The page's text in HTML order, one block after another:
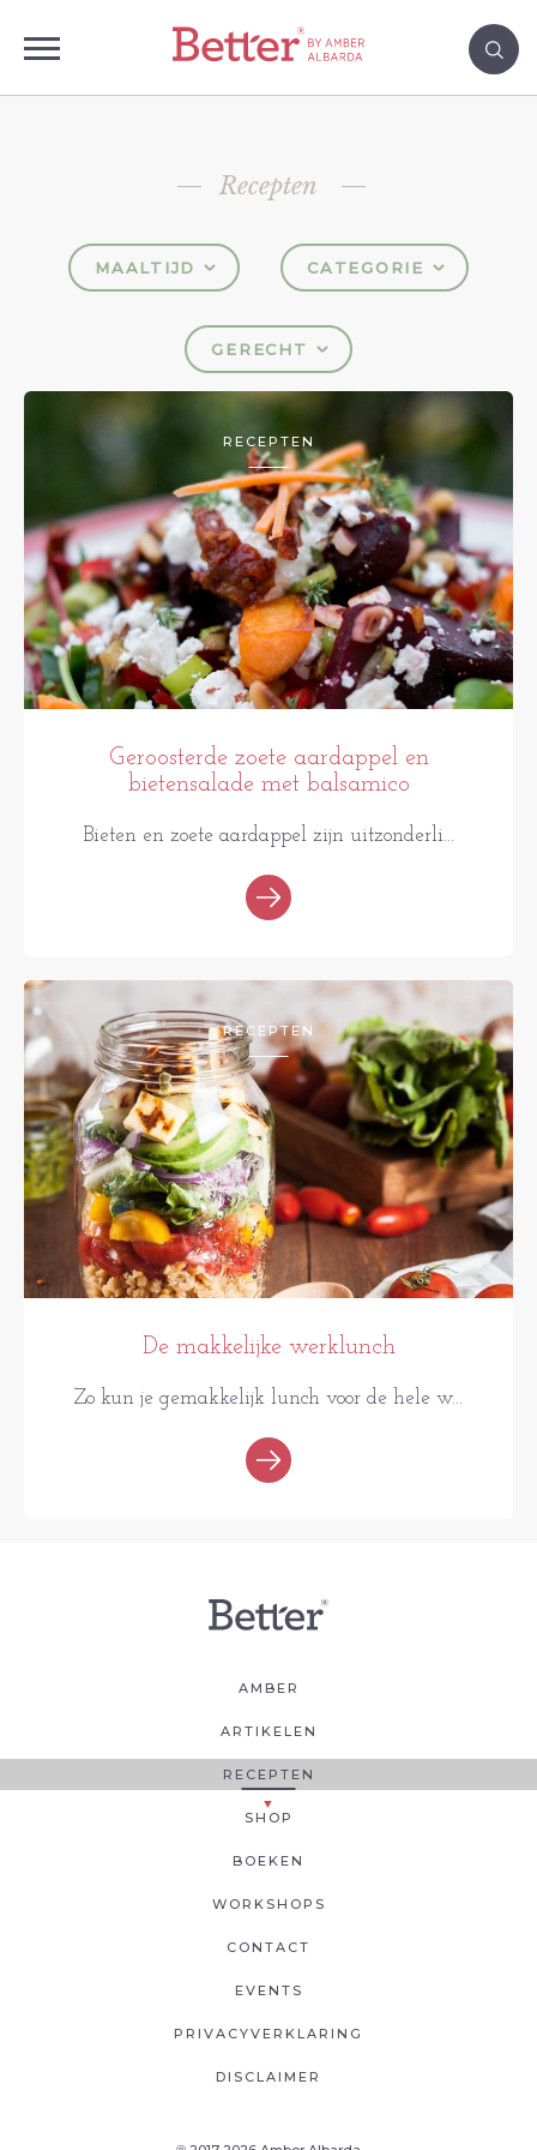
Recepten
MAALTIJD CATEGORIE
GERECHT
RECEPTEN
Geroosterde zoete aardappel en
bietensalade met balsamico
Bieten en zoete aardappel zijn uitzonderli...
RECEPTEN
De makkelijke werklunch
Zo kun je gemakkelijk lunch voor de hele w...
AMBER
ARTIKELEN
RECEPTEN
SHOP
BOEKEN
WORKSHOPS
CONTACT
EVENTS
PRIVACYVERKLARING
DISCLAIMER